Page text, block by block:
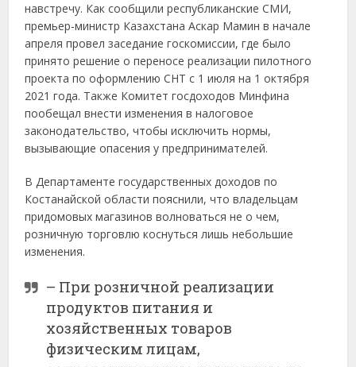
навстречу. Как сообщили республиканские СМИ,
премьер-министр Казахстана Аскар Мамин в начале
апреля провел заседание госкомиссии, где было
принято решение о переносе реализации пилотного
проекта по оформлению СНТ с 1 июля на 1 октября
2021 года. Также Комитет госдоходов Минфина
пообещал внести изменения в налоговое
законодательство, чтобы исключить нормы,
вызывающие опасения у предпринимателей.
В Департаменте государственных доходов по
Костанайской области пояснили, что владельцам
придомовых магазинов волноваться не о чем,
розничную торговлю коснуться лишь небольшие
изменения.
– При розничной реализации
продуктов питания и
хозяйственных товаров
физическим лицам,